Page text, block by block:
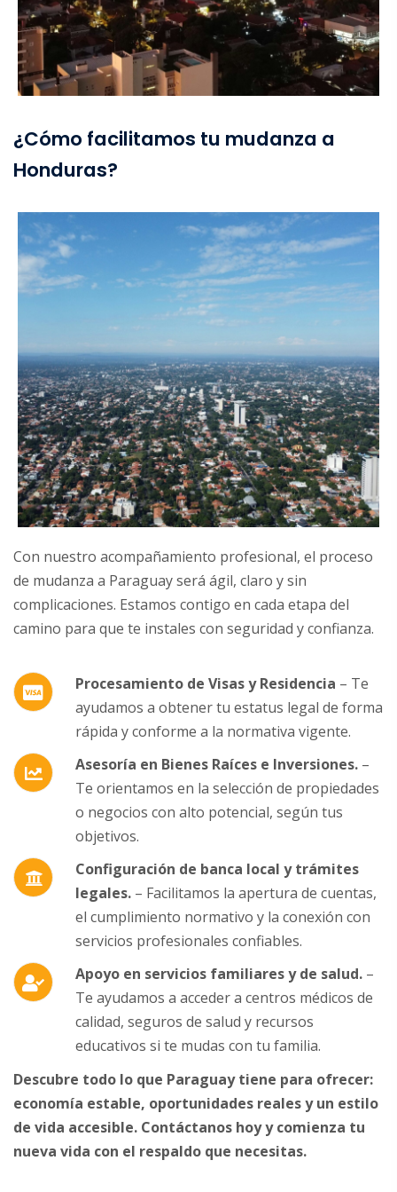
¿Cómo facilitamos tu mudanza a
Honduras?
Con nuestro acompañamiento profesional, el proceso
de mudanza a Paraguay será ágil, claro y sin
complicaciones. Estamos contigo en cada etapa del
camino para que te instales con seguridad y confianza.
Procesamiento de Visas y Residencia – Te
ayudamos a obtener tu estatus legal de forma
rápida y conforme a la normativa vigente.
Asesoría en Bienes Raíces e Inversiones. –
Te orientamos en la selección de propiedades
o negocios con alto potencial, según tus
objetivos.
Configuración de banca local y trámites
legales. – Facilitamos la apertura de cuentas,
el cumplimiento normativo y la conexión con
servicios profesionales confiables.
Apoyo en servicios familiares y de salud. –
Te ayudamos a acceder a centros médicos de
calidad, seguros de salud y recursos
educativos si te mudas con tu familia.
Descubre todo lo que Paraguay tiene para ofrecer:
economía estable, oportunidades reales y un estilo
de vida accesible. Contáctanos hoy y comienza tu
nueva vida con el respaldo que necesitas.